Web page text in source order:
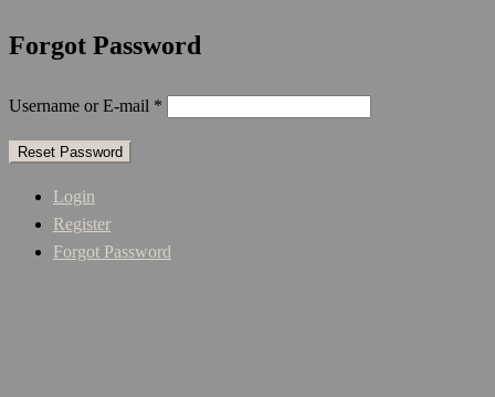
Forgot Password
Username or E-mail *
Login
Register
Forgot Password